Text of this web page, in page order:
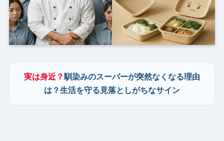
実は身近？馴染みのスーパーが突然なくなる理由
は？生活を守る見落としがちなサイン